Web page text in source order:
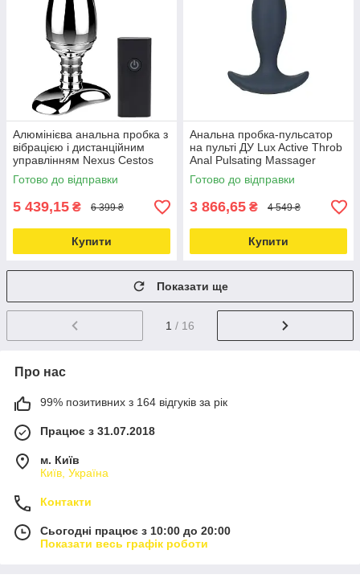
Алюмінієва анальна пробка з
вібрацією і дистанційним
управлінням Nexus Cestos
Love&Life -online-multimarket-
Готово до відправки
5 439,15 ₴ 6 399 ₴
Купити
Анальна пробка-пульсатор
на пульті ДУ Lux Active Throb
Anal Pulsating Massager
Love&Life -online-multimarket-
Готово до відправки
3 866,65 ₴ 4 549 ₴
Купити
Показати ще
1 / 16
Про нас
99% позитивних з 164 відгуків за рік
Працює з 31.07.2018
м. Київ
Київ, Україна
Контакти
Сьогодні працює з 10:00 до 20:00
Показати весь графік роботи